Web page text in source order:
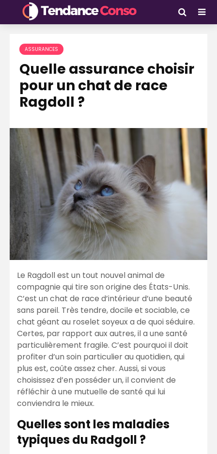
ASSURANCES
Quelle assurance choisir
pour un chat de race
Ragdoll ?
Le Ragdoll est un tout nouvel animal de
compagnie qui tire son origine des États-Unis.
C’est un chat de race d’intérieur d’une beauté
sans pareil. Très tendre, docile et sociable, ce
chat géant au roselet soyeux a de quoi séduire.
Certes, par rapport aux autres, il a une santé
particulièrement fragile. C’est pourquoi il doit
profiter d’un soin particulier au quotidien, qui
plus est, coûte assez cher. Aussi, si vous
choisissez d’en posséder un, il convient de
réfléchir à une mutuelle de santé qui lui
conviendra le mieux.
Quelles sont les maladies
typiques du Radgoll ?